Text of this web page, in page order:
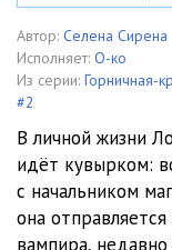
06_delo o serdtse
07_delo o serdtse
09_delo o serdtse
10_delo o serdtse
Автор: Селена Сирена
Исполняет: О-ко
Из серии: Горничная-
#2
В личной жизни
идёт кувырком:
с начальником
она
вампира, недавно